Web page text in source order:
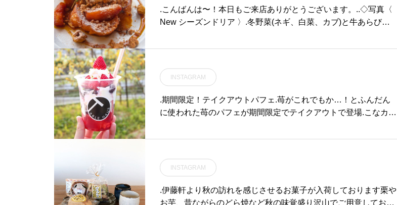
ね◎..#ドリンク #drink #期間限定#春 #spring #ピンク#桜 #さくら
#cherryblossom #さくらフランボワーズラテ#takeout #テイクア
.こんばんは〜！本日もご来店ありがとうございます。..◇写真〈
New シーズンドリア 〉.冬野菜(ネギ、白菜、カブ)と牛あらびき
たり︎ぜひお試しくださいね〜！..本日も21時まで営業しておりま
#winter#ドリア #doria #シーズンドリア#冬野菜 #ネギ #白菜 #カ
ブ#牛あらびき肉#自家製ホワイトソース#cafe #カフェ #カフェ巡
り#hausmatsue #haus_matsue #松江カフェ #島根カフェ#松江 #
島根 #山陰#松江ランチ
INSTAGRAM
.期間限定！テイクアウトパフェ.苺がこれでもか…！とふんだん
に使われた苺のパフェが期間限定でテイクアウトで登場.こなカッ
ーレモンのジュレダークチェリーコンポート2種類のアイスに沢
フェです🥰.パフェは11:30〜17:00までご注文いただけます！※お
作りするのに多少お時間を頂きます。※こちらも完売終了になる
場合がございます。.《 ショップ 営業時間 》.11:00 〜 19:00.《 レ
ストラン 営業時間 》.只今テイクアウト営業のみ11:30 〜 17:00 T
INSTAGRAM
.伊藤軒より秋の訪れを感じさせるお菓子が入荷しております栗や
お芋、昔ながらのどら焼など秋の味覚盛り沢山でご用意しており